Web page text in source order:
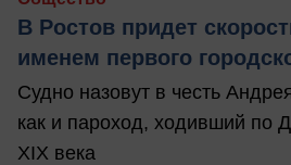
В Ростов придет
именем первого
Судно назовут в честь
как и пароход, ходивший по
XIX века